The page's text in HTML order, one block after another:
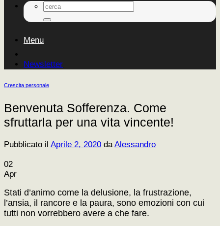
Cerca:
Menu
Newsletter
Crescita personale
Benvenuta Sofferenza. Come
sfruttarla per una vita vincente!
Pubblicato il Aprile 2, 2020 daAlessandro
02
Apr
Stati d’animo come la delusione, la frustrazione,
l’ansia, il rancore e la paura, sono emozioni con cui
tutti non vorrebbero avere a che fare.